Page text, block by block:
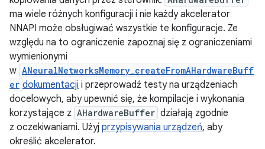
ma wiele różnych konfiguracji i nie każdy akcelerator
NNAPI może obsługiwać wszystkie te konfiguracje. Ze
względu na to ograniczenie zapoznaj się z ograniczeniami
wymienionymi
w ANeuralNetworksMemory_createFromAHardwareBuff
er dokumentacji i przeprowadź testy na urządzeniach
docelowych, aby upewnić się, że kompilacje i wykonania
korzystające z AHardwareBuffer działają zgodnie
z oczekiwaniami. Użyj przypisywania urządzeń, aby
określić akcelerator.